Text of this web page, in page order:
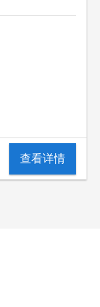
查看详情